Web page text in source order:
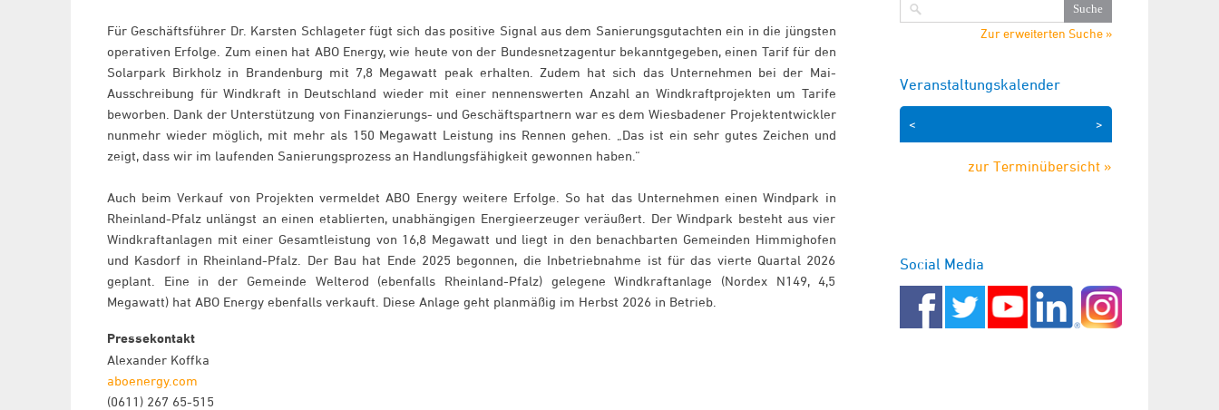
Für Geschäftsführer Dr. Karsten Schlageter fügt sich das positive Signal aus dem Sanierungsgutachten ein in die jüngsten
operativen Erfolge. Zum einen hat ABO Energy, wie heute von der Bundesnetzagentur bekanntgegeben, einen Tarif für den
Solarpark Birkholz in Brandenburg mit 7,8 Megawatt peak erhalten. Zudem hat sich das Unternehmen bei der Mai-
Ausschreibung für Windkraft in Deutschland wieder mit einer nennenswerten Anzahl an Windkraftprojekten um Tarife
beworben. Dank der Unterstützung von Finanzierungs- und Geschäftspartnern war es dem Wiesbadener Projektentwickler
nunmehr wieder möglich, mit mehr als 150 Megawatt Leistung ins Rennen gehen. „Das ist ein sehr gutes Zeichen und
zeigt, dass wir im laufenden Sanierungsprozess an Handlungsfähigkeit gewonnen haben.“
Auch beim Verkauf von Projekten vermeldet ABO Energy weitere Erfolge. So hat das Unternehmen einen Windpark in
Rheinland-Pfalz unlängst an einen etablierten, unabhängigen Energieerzeuger veräußert. Der Windpark besteht aus vier
Windkraftanlagen mit einer Gesamtleistung von 16,8 Megawatt und liegt in den benachbarten Gemeinden Himmighofen
und Kasdorf in Rheinland-Pfalz. Der Bau hat Ende 2025 begonnen, die Inbetriebnahme ist für das vierte Quartal 2026
geplant. Eine in der Gemeinde Welterod (ebenfalls Rheinland-Pfalz) gelegene Windkraftanlage (Nordex N149, 4,5
Megawatt) hat ABO Energy ebenfalls verkauft. Diese Anlage geht planmäßig im Herbst 2026 in Betrieb.
Pressekontakt
Alexander Koffka
aboenergy.com
(0611) 267 65-515
Zur erweiterten Suche »
Veranstaltungskalender
>
<
zur Terminübersicht »
Social Media